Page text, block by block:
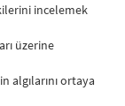
incelemek
üzerine
algılarını ortaya